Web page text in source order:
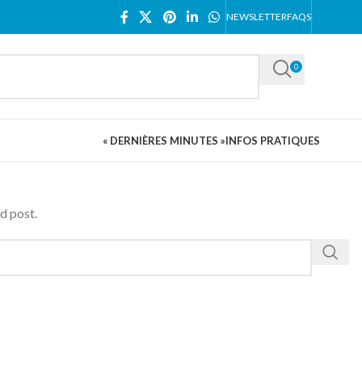
NEWSLETTERFAQS
0
« DERNIÈRES MINUTES »INFOS PRATIQUES
post.